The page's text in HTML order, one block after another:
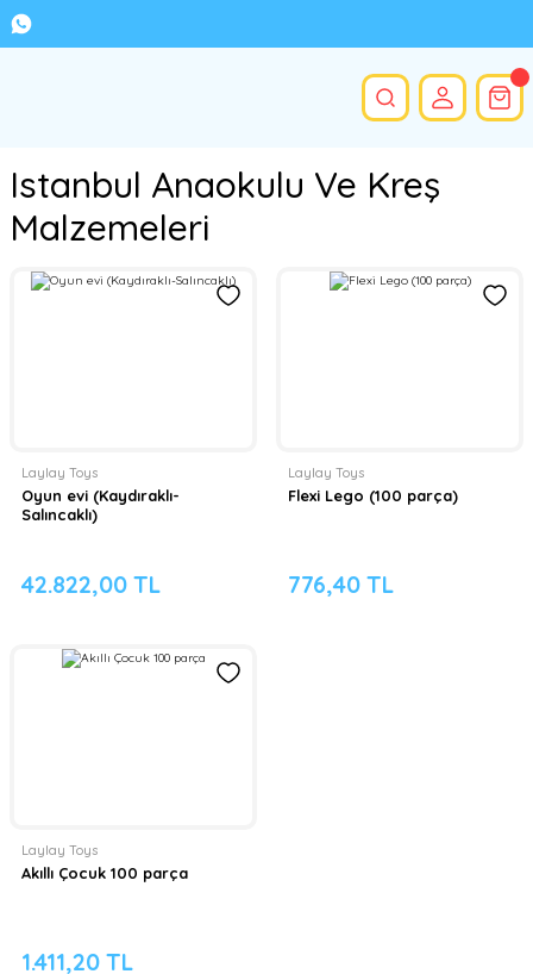
Istanbul Anaokulu Ve Kreş
Malzemeleri
Laylay Toys
Oyun evi (Kaydıraklı-
Salıncaklı)
42.822,00 TL
Laylay Toys
Flexi Lego (100 parça)
776,40 TL
Laylay Toys
Akıllı Çocuk 100 parça
1.411,20 TL